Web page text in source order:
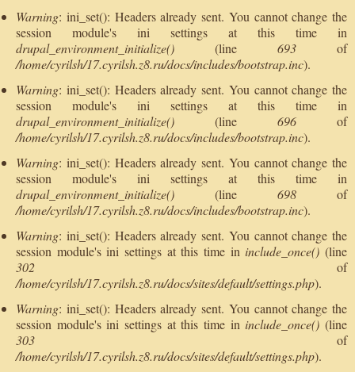
Warning: ini_set(): Headers already sent. You cannot change the
session module's ini settings at this time in
drupal_environment_initialize() (line 693 of
/home/cyrilsh/17.cyrilsh.z8.ru/docs/includes/bootstrap.inc).
Warning: ini_set(): Headers already sent. You cannot change the
session module's ini settings at this time in
drupal_environment_initialize() (line 696 of
/home/cyrilsh/17.cyrilsh.z8.ru/docs/includes/bootstrap.inc).
Warning: ini_set(): Headers already sent. You cannot change the
session module's ini settings at this time in
drupal_environment_initialize() (line 698 of
/home/cyrilsh/17.cyrilsh.z8.ru/docs/includes/bootstrap.inc).
Warning: ini_set(): Headers already sent. You cannot change the
session module's ini settings at this time in include_once() (line
302 of
/home/cyrilsh/17.cyrilsh.z8.ru/docs/sites/default/settings.php).
Warning: ini_set(): Headers already sent. You cannot change the
session module's ini settings at this time in include_once() (line
303 of
/home/cyrilsh/17.cyrilsh.z8.ru/docs/sites/default/settings.php).